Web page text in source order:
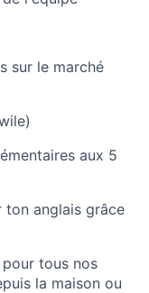
sur le marché
aux 5
anglais grâce
tous nos
la maison ou